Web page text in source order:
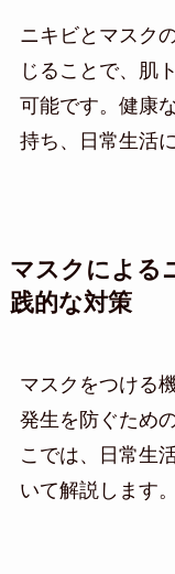
ニキビとマスク
じることで、肌
可能です。健康
持ち、日常生活
マスクによる
践的な対策
マスクをつける
発生を防ぐため
こでは、日常生
いて解説します。